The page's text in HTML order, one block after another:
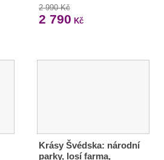
2 990 Kč
2 790 Kč
Krásy Švédska: národní
parky, losí farma,